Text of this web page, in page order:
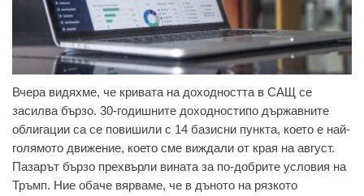
Вчера видяхме, че кривата на доходността в САЩ се
засилва бързо. 30-годишните доходностипо държавните
облигации са се повишили с 14 базисни пункта, което е най-
голямото движение, което сме виждали от края на август.
Пазарът бързо прехвърли вината за по-добрите условия на
Тръмп. Ние обаче вярваме, че в дъното на рязкото